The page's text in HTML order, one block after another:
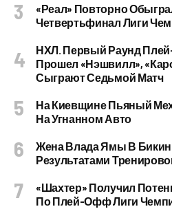
«Реал» Повторно
Четвертьфинал Лиги
НХЛ. Первый Раунд
Прошел «Нэшвилл»,
Сыграют Седьмой Матч
На Киевщине Пьяный
На Угнанном Авто
Жена Влада Ямы В
Результатами
«Шахтер» Получил
По Плей-Офф Лиги